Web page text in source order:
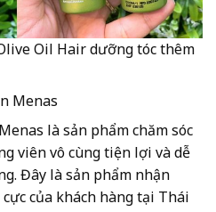
Oil Hair dưỡng tóc thêm
Menas
là sản phẩm chăm sóc
viên vô cùng tiện lợi và dễ
Đây là sản phẩm nhận
của khách hàng tại Thái